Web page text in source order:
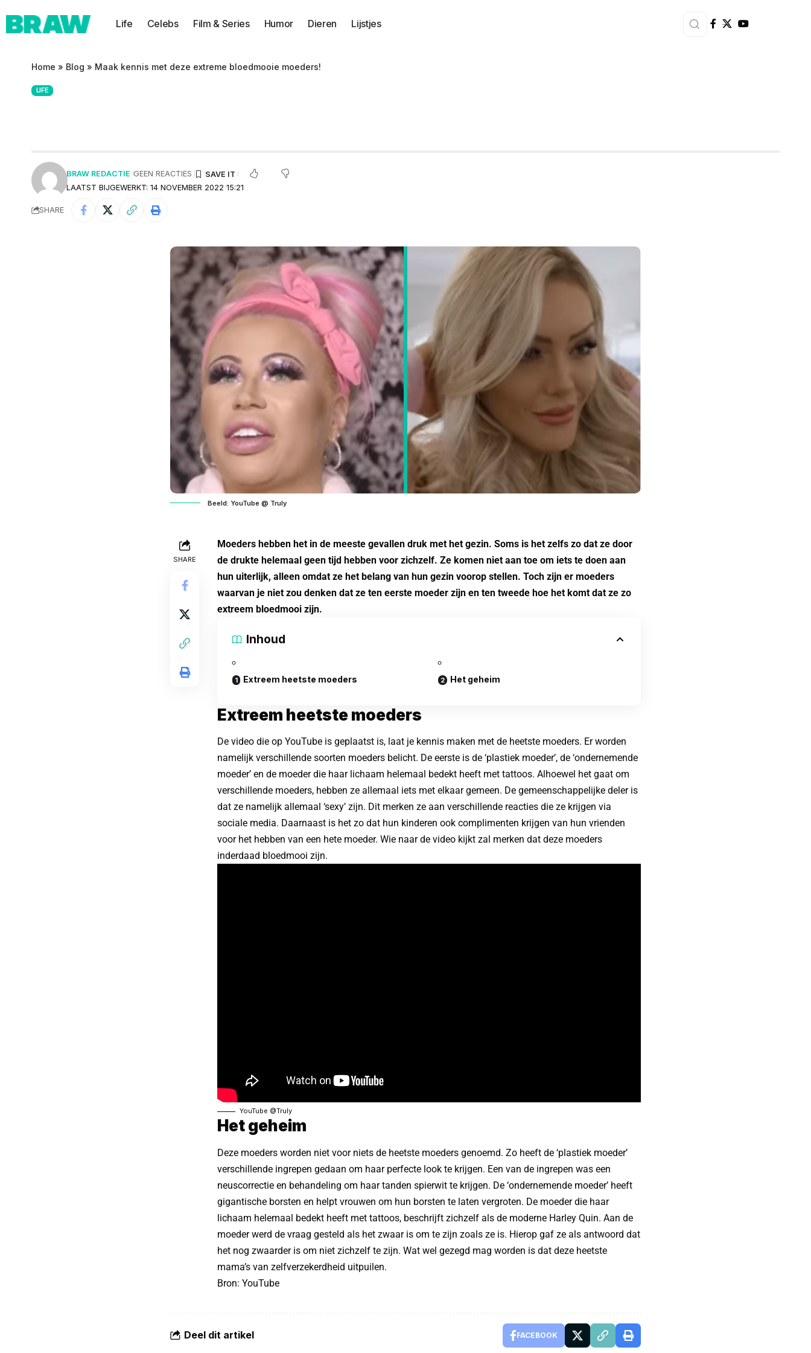
Life Celebs Film & Series Humor Dieren Lijstjes
Home » Blog » Maak kennis met deze extreme bloedmooie moeders!
LIFE
LAATST BIJGEWERKT: 14 NOVEMBER 2022 15:21
BRAW REDACTIE GEEN REACTIES
SHARE
Beeld: YouTube @ Truly
SHARE
Moeders hebben het in de meeste gevallen druk met het gezin. Soms is het zelfs zo dat ze door
de drukte helemaal geen tijd hebben voor zichzelf. Ze komen niet aan toe om iets te doen aan
hun uiterlijk, alleen omdat ze het belang van hun gezin voorop stellen. Toch zijn er moeders
waarvan je niet zou denken dat ze ten eerste moeder zijn en ten tweede hoe het komt dat ze zo
extreem bloedmooi zijn.
Inhoud
Extreem heetste moeders Het geheim
Extreem heetste moeders
De video die op YouTube is geplaatst is, laat je kennis maken met de heetste moeders. Er worden
namelijk verschillende soorten moeders belicht. De eerste is de ‘plastiek moeder’, de ‘ondernemende
moeder’ en de moeder die haar lichaam helemaal bedekt heeft met tattoos. Alhoewel het gaat om
verschillende moeders, hebben ze allemaal iets met elkaar gemeen. De gemeenschappelijke deler is
dat ze namelijk allemaal ‘sexy’ zijn. Dit merken ze aan verschillende reacties die ze krijgen via
sociale media. Daarnaast is het zo dat hun kinderen ook complimenten krijgen van hun vrienden
voor het hebben van een hete moeder. Wie naar de video kijkt zal merken dat deze moeders
inderdaad bloedmooi zijn.
YouTube @Truly
Het geheim
Deze moeders worden niet voor niets de heetste moeders genoemd. Zo heeft de ‘plastiek moeder’
verschillende ingrepen gedaan om haar perfecte look te krijgen. Een van de ingrepen was een
neuscorrectie en behandeling om haar tanden spierwit te krijgen. De ‘ondernemende moeder’ heeft
gigantische borsten en helpt vrouwen om hun borsten te laten vergroten. De moeder die haar
lichaam helemaal bedekt heeft met tattoos, beschrijft zichzelf als de moderne Harley Quin. Aan de
moeder werd de vraag gesteld als het zwaar is om te zijn zoals ze is. Hierop gaf ze als antwoord dat
het nog zwaarder is om niet zichzelf te zijn. Wat wel gezegd mag worden is dat deze heetste
mama’s van zelfverzekerdheid uitpuilen.
Bron: YouTube
Deel dit artikel FACEBOOK